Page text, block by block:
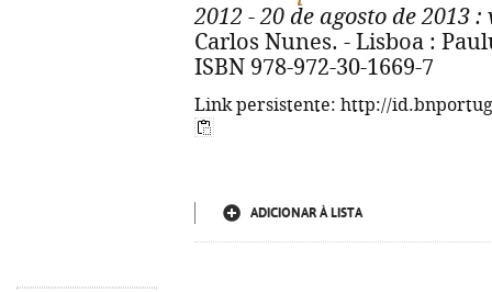
2012 - 20 de agosto de 2013 :
Carlos Nunes. - Lisboa :
ISBN 978-972-30-1669-7
Link persistente: http://
ADICIONAR À LISTA